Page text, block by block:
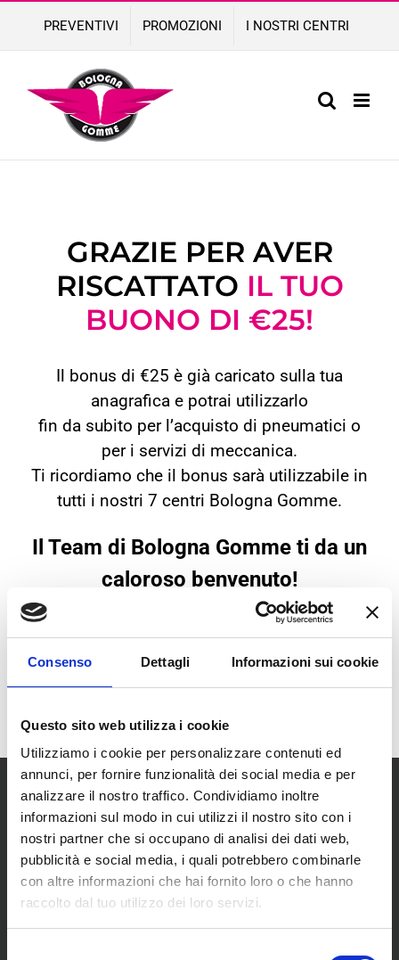
Consenso Dettagli Informazioni sui cookie
Questo sito web utilizza i cookie
Utilizziamo i cookie per personalizzare contenuti ed
annunci, per fornire funzionalità dei social media e per
analizzare il nostro traffico. Condividiamo inoltre
informazioni sul modo in cui utilizzi il nostro sito con i
nostri partner che si occupano di analisi dei dati web,
pubblicità e social media, i quali potrebbero combinarle
con altre informazioni che hai fornito loro o che hanno
raccolto dal tuo utilizzo dei loro servizi.
content
PREVENTIVI PROMOZIONI I NOSTRI CENTRI
GRAZIE PER AVER
RISCATTATO IL TUO
BUONO DI €25!
Il bonus di €25 è già caricato sulla tua
anagrafica e potrai utilizzarlo
fin da subito per l’acquisto di pneumatici o
per i servizi di meccanica.
Ti ricordiamo che il bonus sarà utilizzabile in
tutti i nostri 7 centri Bologna Gomme.
Il Team di Bologna Gomme ti da un
caloroso benvenuto!
SCOPRI I NOSTRI CENTRI